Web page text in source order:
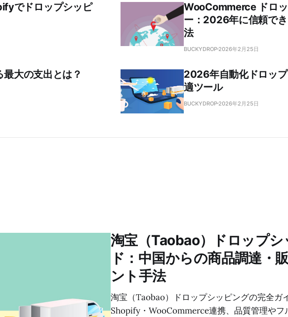
でドロップシッピ
WooCommerce ドロ
ー：2026年に信頼で
法
BUCKYDROP 2026年2月25日
大の支出とは？
2026年自動化ドロッ
適ツール
BUCKYDROP 2026年2月25日
淘宝（Taobao）ドロップシ
ド：中国からの商品調達・
ント手法
淘宝（Taobao）ドロップシッピングの完全ガ
Shopify・WooCommerce連携、品質管理やフ